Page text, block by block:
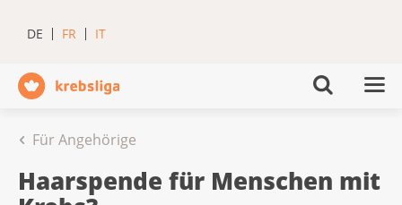
DE FR IT
Für Angehörige
Haarspende für Menschen mit